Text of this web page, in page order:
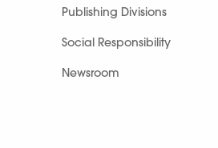
Publishing Divisions
Social Responsibility
Newsroom